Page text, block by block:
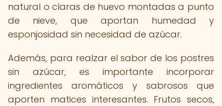
natural o claras de huevo montadas a punto
de nieve, que aportan humedad y
esponjosidad sin necesidad de azúcar.
Además, para realzar el sabor de los postres
sin azúcar, es importante incorporar
ingredientes aromáticos y sabrosos que
aporten matices interesantes. Frutos secos,